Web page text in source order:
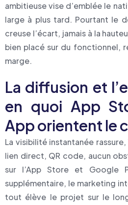
ambitieuse vise d’emblée le
large à plus tard. Pourtant le
creuse l’écart, jamais à la
bien placé sur du fonctionnel,
marge.
La diffusion et
en quoi App
App orientent le
La visibilité instantanée
lien direct, QR code, aucun
sur l’App Store et Google
supplémentaire, le marketing
tout élève le projet sur le